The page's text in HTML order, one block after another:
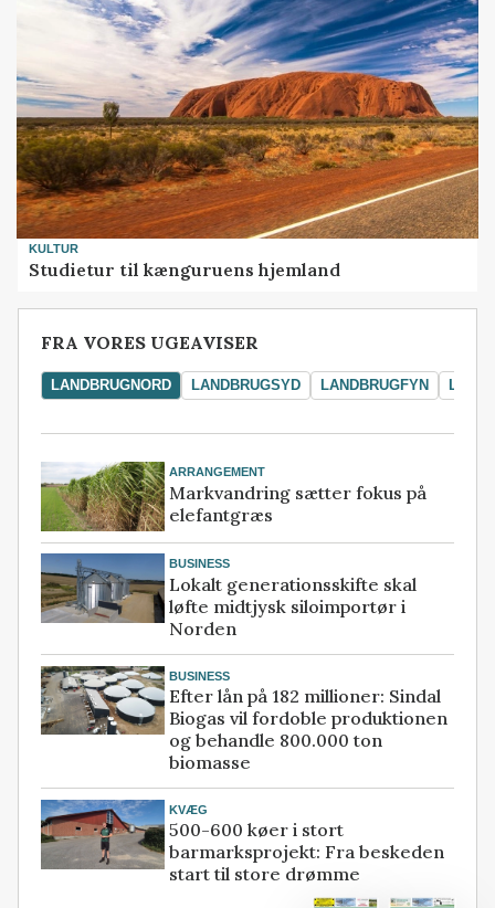
KULTUR
Studietur til kænguruens hjemland
FRA VORES UGEAVISER
LANDBRUGNORD LANDBRUGSYD LANDBRUGFYN
ARRANGEMENT
Markvandring sætter fokus på
elefantgræs
BUSINESS
Lokalt generationsskifte skal
løfte midtjysk siloimportør i
Norden
BUSINESS
Efter lån på 182 millioner: Sindal
Biogas vil fordoble produktionen
og behandle 800.000 ton
biomasse
KVÆG
500-600 køer i stort
barmarksprojekt: Fra beskeden
start til store drømme